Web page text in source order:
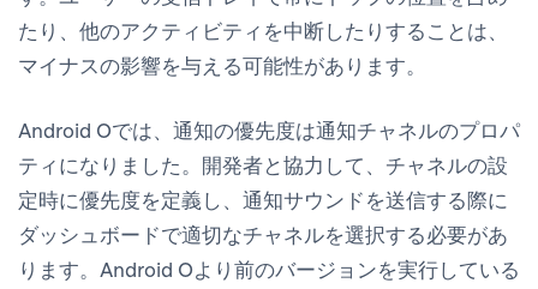
たり、他のアクティビティを中断したりすることは、
マイナスの影響を与える可能性があります。
Android Oでは、通知の優先度は通知チャネルのプロパ
ティになりました。開発者と協力して、チャネルの設
定時に優先度を定義し、通知サウンドを送信する際に
ダッシュボードで適切なチャネルを選択する必要があ
ります。Android Oより前のバージョンを実行している